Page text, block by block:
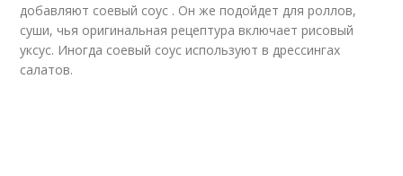
добавляют соевый соус . Он же подойдет для роллов,
суши, чья оригинальная рецептура включает рисовый
уксус. Иногда соевый соус используют в дрессингах
салатов.